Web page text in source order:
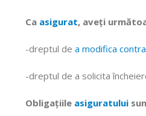
Ca asigurat, aveți
-dreptul de a modifica
-dreptul de a solicita
Obligațiile asiguratului